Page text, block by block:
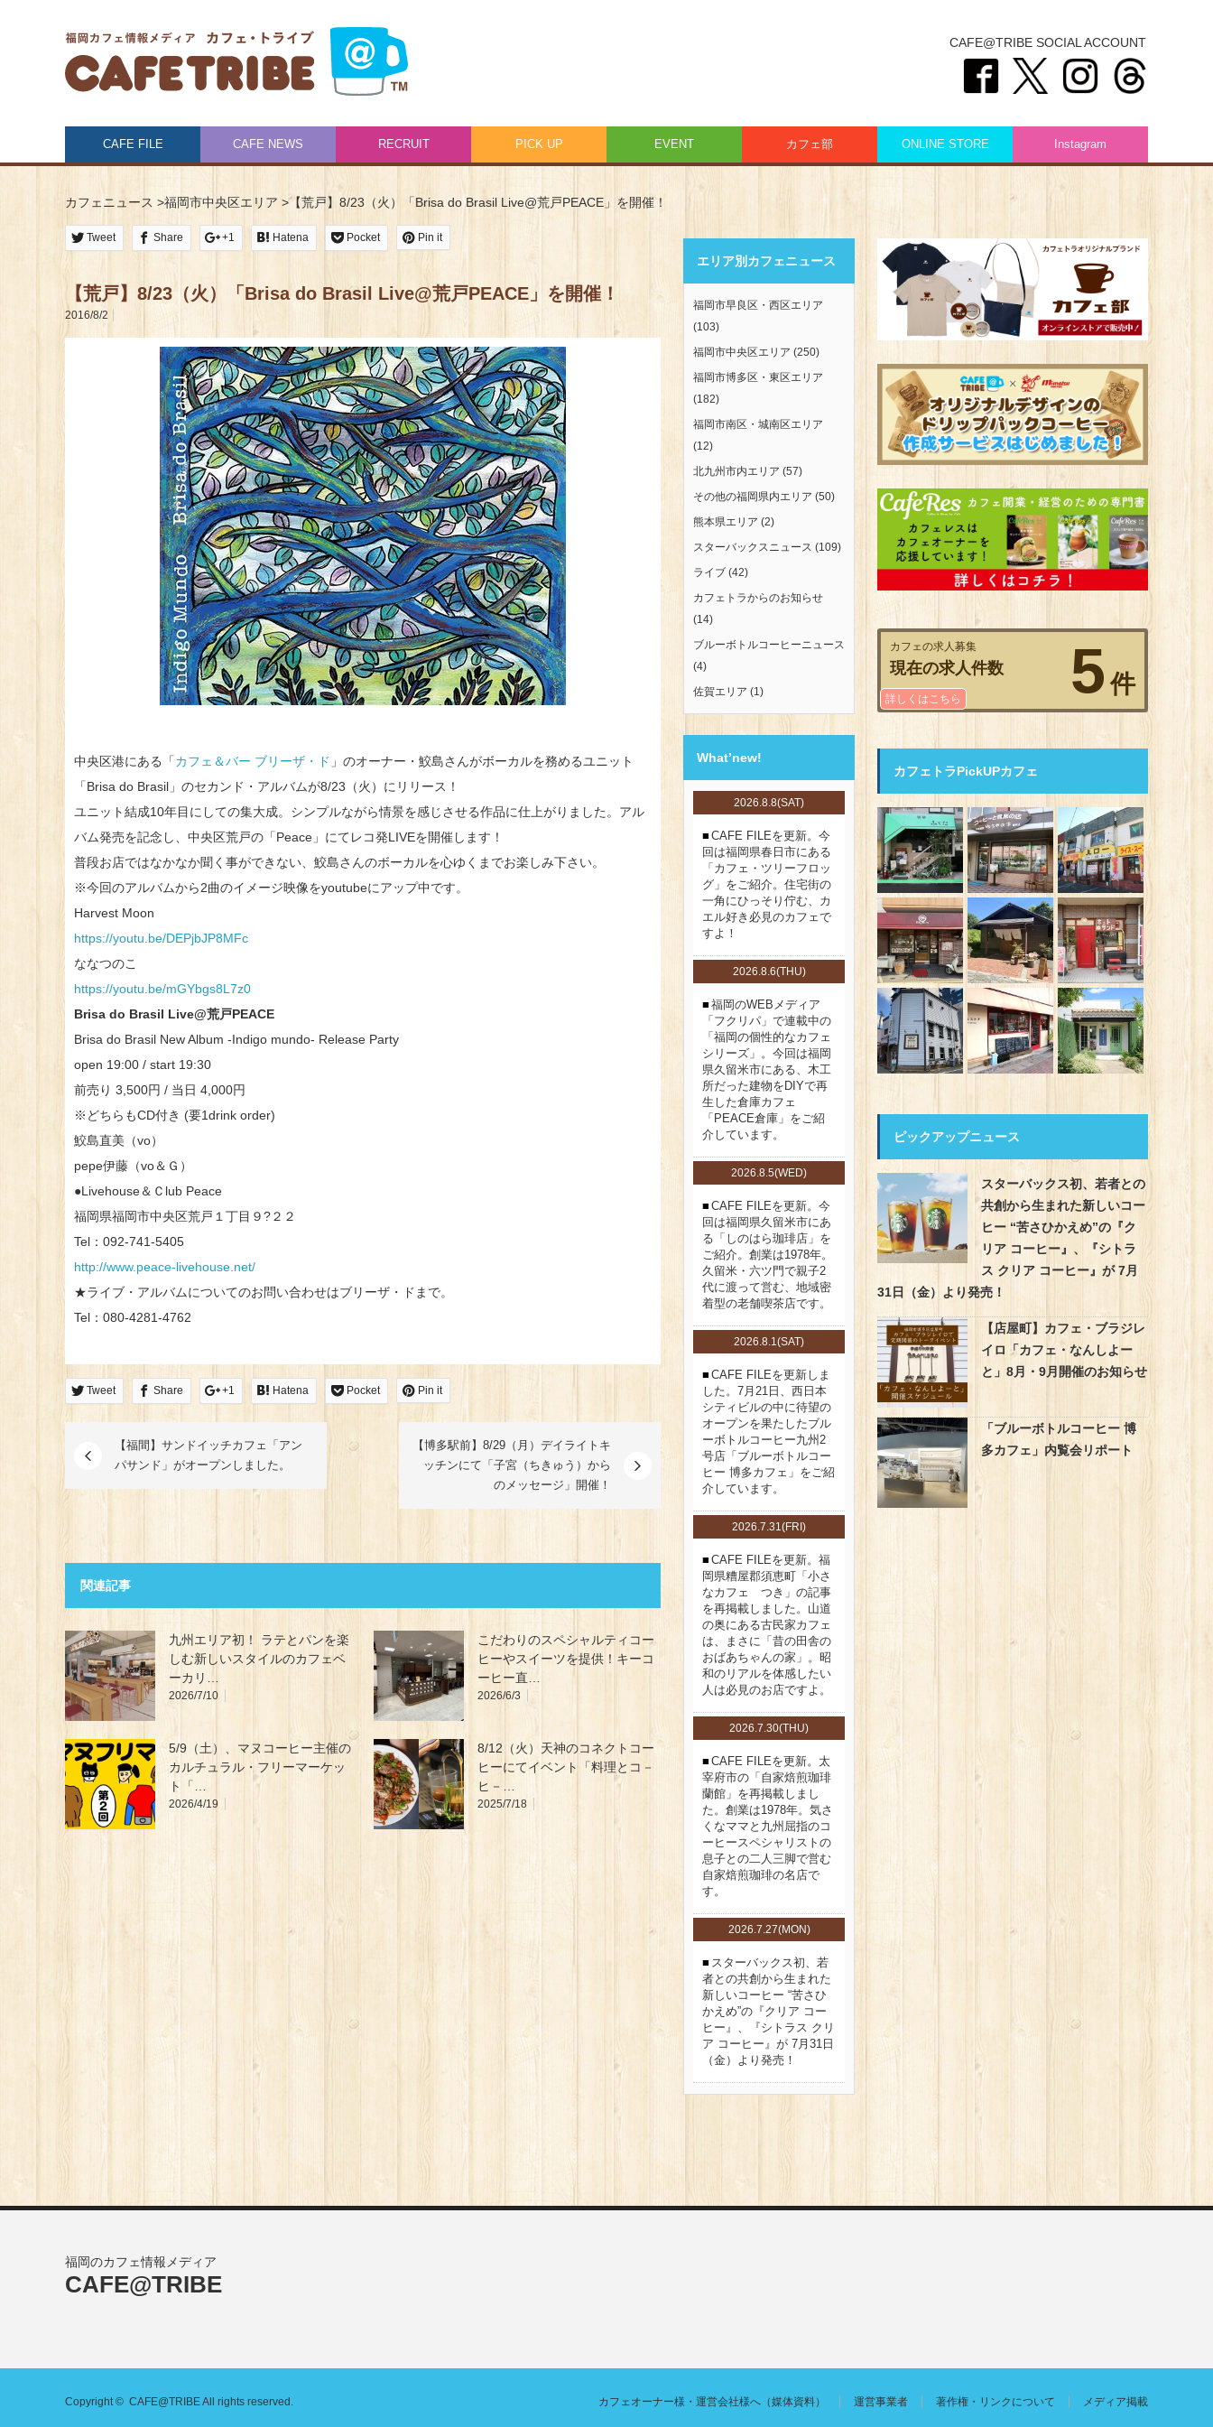
CAFE@TRIBE SOCIAL ACCOUNT
CAFE FILE CAFE NEWS RECRUIT PICK UP EVENT カフェ部 ONLINE STORE Instagram
カフェニュース >福岡市中央区エリア >【荒戸】8/23（火）「Brisa do Brasil Live@荒戸PEACE」を開催！
Tweet Share +1 Hatena Pocket Pin it
【荒戸】8/23（火）「Brisa do Brasil Live@荒戸PEACE」を開催！
2016/8/2
中央区港にある「カフェ＆バー ブリーザ・ド 」のオーナー・鮫島さんがボーカルを務めるユニット
「Brisa do Brasil」のセカンド・アルバムが8/23（火）にリリース！
ユニット結成10年目にしての集大成。シンプルながら情景を感じさせる作品に仕上がりました。アル
バム発売を記念し、中央区荒戸の「Peace」にてレコ発LIVEを開催します！
普段お店ではなかなか聞く事ができない、鮫島さんのボーカルを心ゆくまでお楽しみ下さい。
※今回のアルバムから2曲のイメージ映像をyoutubeにアップ中です。
Harvest Moon
https://youtu.be/DEPjbJP8MFc
ななつのこ
https://youtu.be/mGYbgs8L7z0
Brisa do Brasil Live@荒戸PEACE
Brisa do Brasil New Album -Indigo mundo- Release Party
open 19:00 / start 19:30
前売り 3,500円 / 当日 4,000円
※どちらもCD付き (要1drink order)
鮫島直美（vo）
pepe伊藤（vo＆Ｇ）
●Livehouse＆Ｃlub Peace
福岡県福岡市中央区荒戸１丁目９?２２
Tel：092-741-5405
http://www.peace-livehouse.net/
★ライブ・アルバムについてのお問い合わせはブリーザ・ドまで。
Tel：080-4281-4762
Tweet Share +1 Hatena Pocket Pin it
【福間】サンドイッチカフェ「アン
パサンド」がオープンしました。
【博多駅前】8/29（月）デイライトキ
ッチンにて「子宮（ちきゅう）から
のメッセージ」開催！
関連記事
九州エリア初！ ラテとパンを楽
しむ新しいスタイルのカフェベ
ーカリ…
2026/7/10
こだわりのスペシャルティコー
ヒーやスイーツを提供！キーコ
ーヒー直…
2026/6/3
5/9（⼟）、マヌコーヒー主催の
カルチュラル・フリーマーケッ
ト「…
2026/4/19
8/12（火）天神のコネクトコー
ヒーにてイベント「料理とコ－
ヒ－…
2025/7/18
エリア別カフェニュース
福岡市早良区・西区エリア
(103)
福岡市中央区エリア (250)
福岡市博多区・東区エリア
(182)
福岡市南区・城南区エリア
(12)
北九州市内エリア (57)
その他の福岡県内エリア (50)
熊本県エリア (2)
スターバックスニュース (109)
ライブ (42)
カフェトラからのお知らせ
(14)
ブルーボトルコーヒーニュース
(4)
佐賀エリア (1)
What’new!
2026.8.8(SAT)
CAFE FILEを更新。今
回は福岡県春日市にある
「カフェ・ツリーフロッ
グ」をご紹介。住宅街の
一角にひっそり佇む、カ
エル好き必見のカフェで
すよ！
2026.8.6(THU)
福岡のWEBメディア
「フクリパ」で連載中の
「福岡の個性的なカフェ
シリーズ」。今回は福岡
県久留米市にある、木工
所だった建物をDIYで再
生した倉庫カフェ
「PEACE倉庫」をご紹
介しています。
2026.8.5(WED)
CAFE FILEを更新。今
回は福岡県久留米市にあ
る「しのはら珈琲店」を
ご紹介。創業は1978年。
久留米・六ツ門で親子2
代に渡って営む、地域密
着型の老舗喫茶店です。
2026.8.1(SAT)
CAFE FILEを更新しま
した。7月21日、西日本
シティビルの中に待望の
オープンを果たしたブル
ーボトルコーヒー九州2
号店「ブルーボトルコー
ヒー 博多カフェ」をご紹
介しています。
2026.7.31(FRI)
CAFE FILEを更新。福
岡県糟屋郡須恵町「小さ
なカフェ つき」の記事
を再掲載しました。山道
の奥にある古民家カフェ
は、まさに「昔の田舎の
おばあちゃんの家」。昭
和のリアルを体感したい
人は必見のお店ですよ。
2026.7.30(THU)
CAFE FILEを更新。太
宰府市の「自家焙煎珈琲
蘭館」を再掲載しまし
た。創業は1978年。気さ
くなママと九州屈指のコ
ーヒースペシャリストの
息子との二人三脚で営む
自家焙煎珈琲の名店で
す。
2026.7.27(MON)
スターバックス初、若
者との共創から生まれた
新しいコーヒー “苦さひ
かえめ”の『クリア コー
ヒー』、『シトラス クリ
ア コーヒー』が 7月31日
（金）より発売！
カフェの求人募集
現在の求人件数 5 件
詳しくはこちら
カフェトラPickUPカフェ
ピックアップニュース
スターバックス初、若者との
共創から生まれた新しいコー
ヒー “苦さひかえめ”の『ク
リア コーヒー』、『シトラ
ス クリア コーヒー』が 7月
31日（金）より発売！
【店屋町】カフェ・ブラジレ
イロ「カフェ・なんしよー
と」8月・9月開催のお知らせ
「ブルーボトルコーヒー 博
多カフェ」内覧会リポート
福岡のカフェ情報メディア
CAFE@TRIBE
カフェオーナー様・運営会社様へ（媒体資料） 運営事業者 著作権・リンクについて メディア掲載
Copyright © CAFE@TRIBEAll rights reserved.